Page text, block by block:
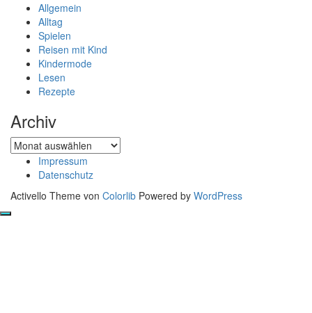
Allgemein
Alltag
Spielen
Reisen mit Kind
Kindermode
Lesen
Rezepte
Archiv
Archiv
Impressum
Datenschutz
Activello Theme von Colorlib Powered by WordPress